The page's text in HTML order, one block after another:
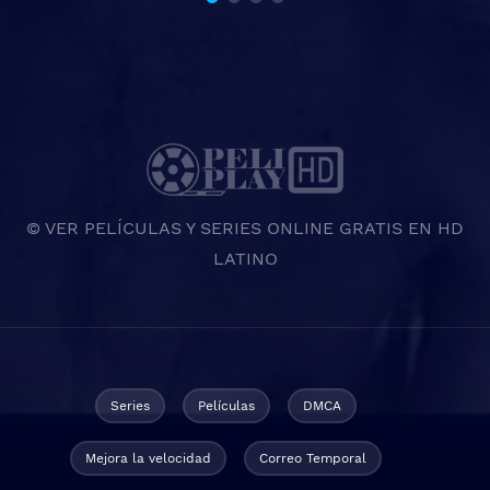
© VER PELÍCULAS Y SERIES ONLINE GRATIS EN HD
LATINO
Series Películas DMCA
Mejora la velocidad Correo Temporal